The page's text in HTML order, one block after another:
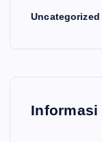
Uncategorized
Informasi